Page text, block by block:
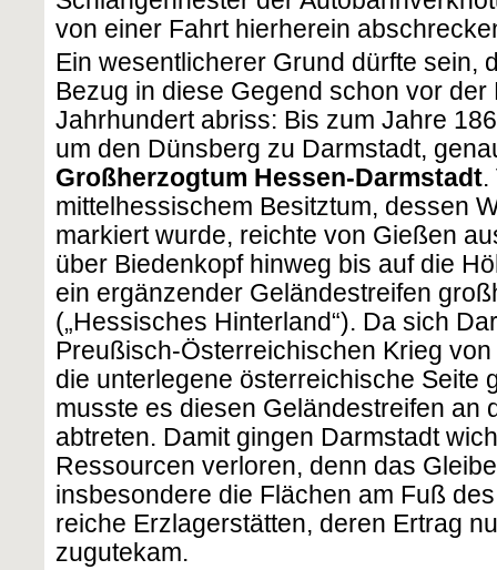
von einer Fahrt hierherein
Ein wesentlicherer Grund dürfte sein,
Bezug in diese Gegend schon vor
Jahrhundert abriss: Bis zum Jahre
um den Dünsberg zu Darmstadt,
Großherzogtum Hessen-Darmstadt.
mittelhessischem Besitztum, dessen
markiert wurde, reichte von Gießen
über Biedenkopf hinweg bis auf die
ein ergänzender Geländestreifen
(„Hessisches Hinterland“). Da sich
Preußisch-Österreichischen Krieg
die unterlegene österreichische Seite
musste es diesen Geländestreifen an
abtreten. Damit gingen Darmstadt
Ressourcen verloren, denn das
insbesondere die Flächen am Fuß
reiche Erzlagerstätten, deren Ertrag
zugutekam.